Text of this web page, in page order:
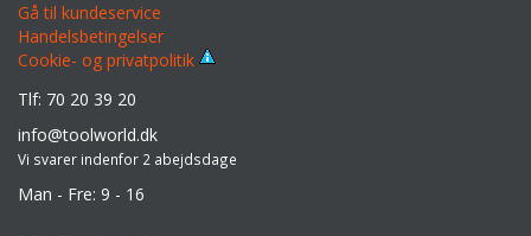
Gå til kundeservice
Handelsbetingelser
Cookie- og privatpolitik
Tlf: 70 20 39 20
info@toolworld.dk
Vi svarer indenfor 2 abejdsdage
Man - Fre: 9 - 16